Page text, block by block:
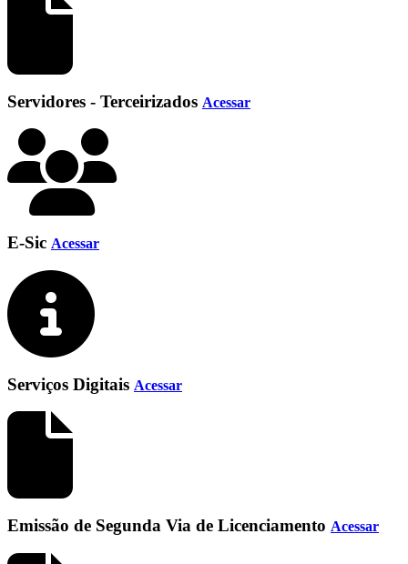
Servidores - Terceirizados Acessar
E-Sic Acessar
Serviços Digitais Acessar
Emissão de Segunda Via de Licenciamento Acessar